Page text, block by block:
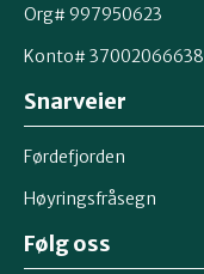
Org# 997950623
Konto# 37002066638
Snarveier
Førdefjorden
Høyringsfråsegn
Følg oss